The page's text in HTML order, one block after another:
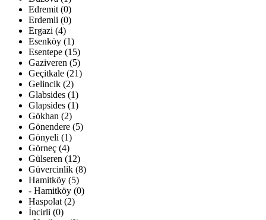
Edremit (0)
Erdemli (0)
Ergazi (4)
Esenköy (1)
Esentepe (15)
Gaziveren (5)
Geçitkale (21)
Gelincik (2)
Glabsides (1)
Glapsides (1)
Gökhan (2)
Gönendere (5)
Gönyeli (1)
Görneç (4)
Gülseren (12)
Güvercinlik (8)
Hamitköy (5)
- Hamitköy (0)
Haspolat (2)
İncirli (0)